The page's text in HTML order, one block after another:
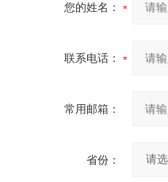
您的姓名：
联系电话：
常用邮箱：
省份：